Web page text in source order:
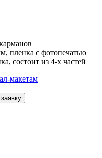
пленка с фотопечатью
состоит из 4-х частей
макетам